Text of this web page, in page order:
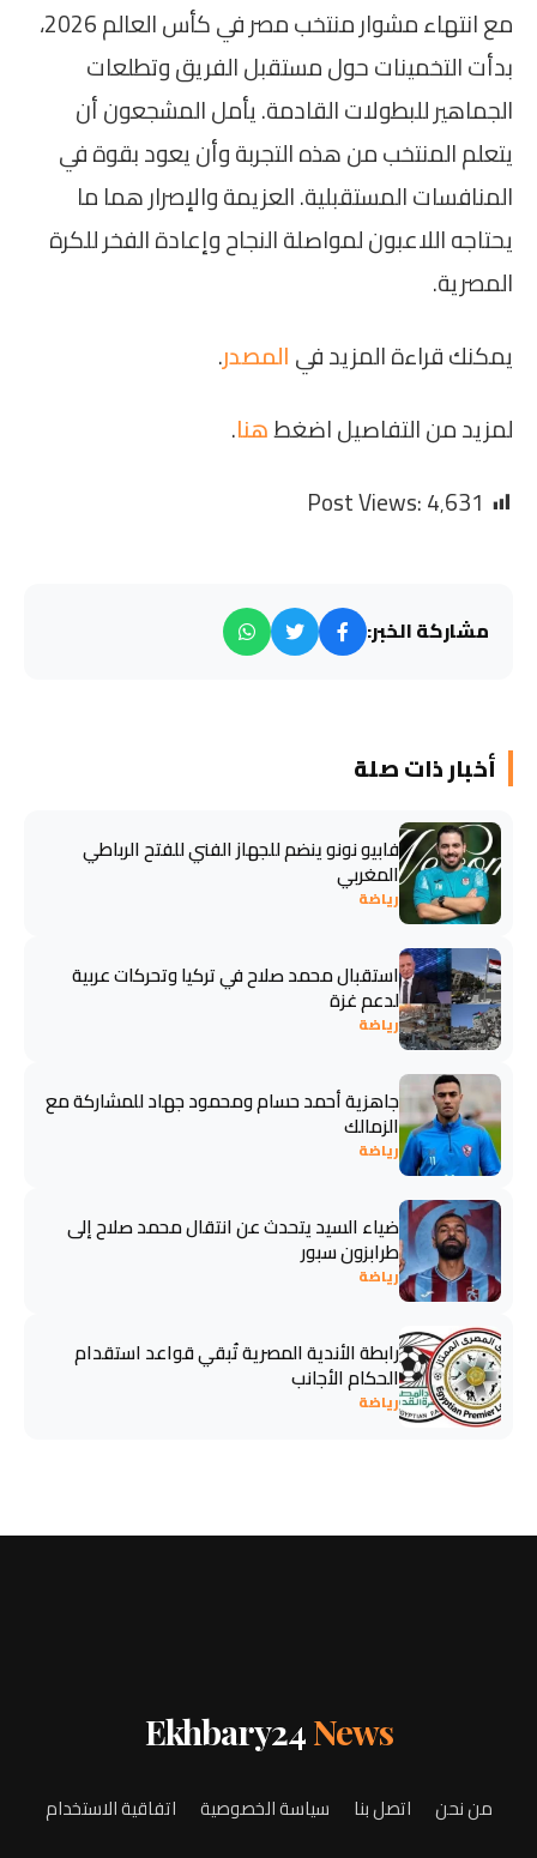
مع انتهاء مشوار منتخب مصر في كأس العالم 2026،
بدأت التخمينات حول مستقبل الفريق وتطلعات
الجماهير للبطولات القادمة. يأمل المشجعون أن
يتعلم المنتخب من هذه التجربة وأن يعود بقوة في
المنافسات المستقبلية. العزيمة والإصرار هما ما
يحتاجه اللاعبون لمواصلة النجاح وإعادة الفخر للكرة
المصرية.
يمكنك قراءة المزيد فيالمصدر.
لمزيد من التفاصيل اضغطهنا.
Post Views:4٬631
مشاركة الخبر:
أخبار ذات صلة
فابيو نونو ينضم للجهاز الفني للفتح الرباطي
المغربي
رياضة
استقبال محمد صلاح في تركيا وتحركات عربية
لدعم غزة
رياضة
جاهزية أحمد حسام ومحمود جهاد للمشاركة مع
الزمالك
رياضة
ضياء السيد يتحدث عن انتقال محمد صلاح إلى
طرابزون سبور
رياضة
رابطة الأندية المصرية تُبقي قواعد استقدام
الحكام الأجانب
رياضة
Ekhbary24News
من نحن اتصل بنا سياسة الخصوصية اتفاقية الاستخدام